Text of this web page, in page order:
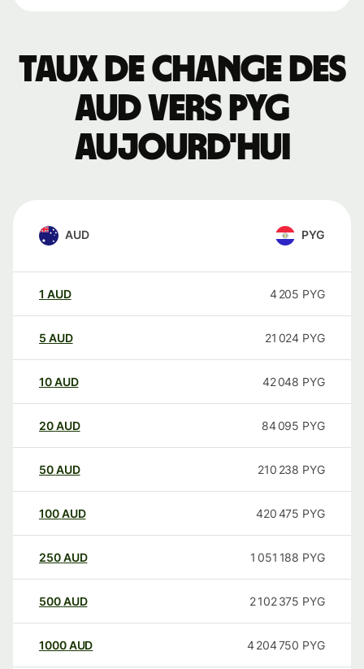
Taux de change des
AUD vers PYG
aujourd'hui
AUD PYG
1 AUD 4 205 PYG
5 AUD 21 024 PYG
10AUD 42 048 PYG
20AUD 84 095 PYG
50AUD 210 238 PYG
100AUD 420 475 PYG
250AUD 1 051 188 PYG
500AUD 2 102 375 PYG
1000AUD 4 204 750 PYG